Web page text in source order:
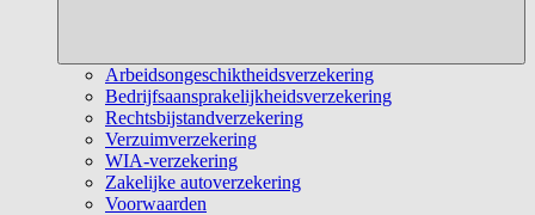
Arbeidsongeschiktheidsverzekering
Bedrijfsaansprakelijkheidsverzekering
Rechtsbijstandverzekering
Verzuimverzekering
WIA-verzekering
Zakelijke autoverzekering
Voorwaarden